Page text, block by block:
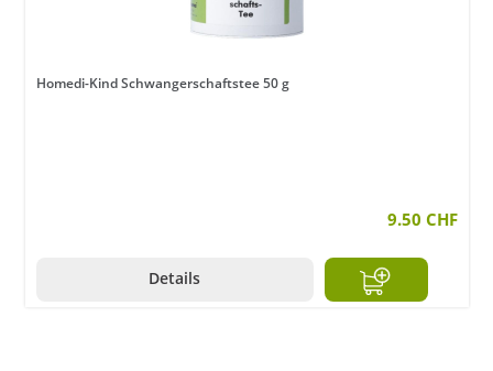
Homedi-Kind Schwangerschaftstee 50 g
9.50 CHF
Details